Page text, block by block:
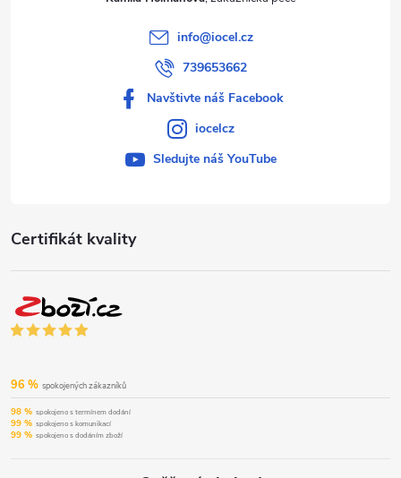
Certifikát kvality
96 % spokojených zákazníků
98 % spokojeno s termínem dodání
99 % spokojeno s komunikací
99 % spokojeno s dodáním zboží
info@iocel.cz
739653662
Navštivte náš Facebook
iocelcz
Sledujte náš YouTube